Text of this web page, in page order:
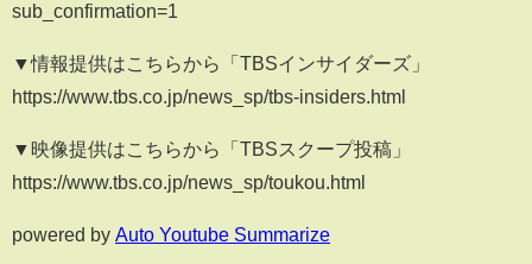
sub_confirmation=1
▼情報提供はこちらから「TBSインサイダーズ」
https://www.tbs.co.jp/news_sp/tbs-insiders.html
▼映像提供はこちらから「TBSスクープ投稿」
https://www.tbs.co.jp/news_sp/toukou.html
powered by Auto Youtube Summarize